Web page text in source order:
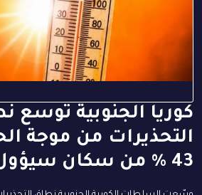
كوريا الجنوبية توسع
التحذيرات من موجة
43 % من سكان سيؤول